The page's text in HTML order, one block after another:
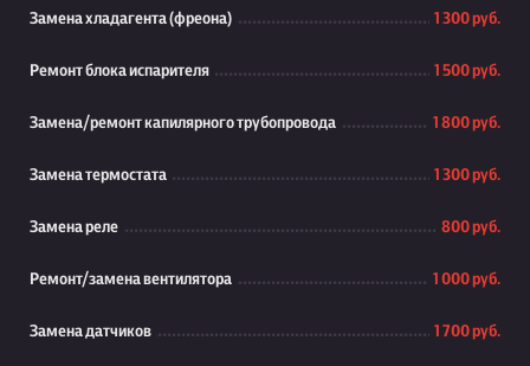
Замена хладагента (фреона) 1 300 руб.
Ремонт блока испарителя 1 500 руб.
Замена/ремонт капилярного трубопровода 1 800 руб.
Замена термостата 1 300 руб.
Замена реле 800 руб.
Ремонт/замена вентилятора 1 000 руб.
Замена датчиков 1 700 руб.